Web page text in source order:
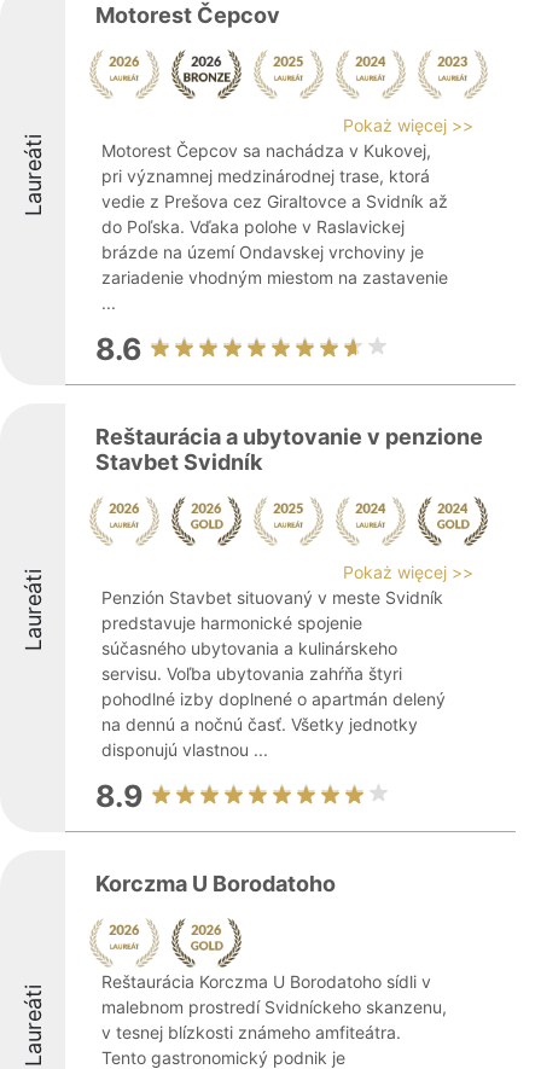
Laureáti
Motorest Čepcov
Pokaż więcej >>
Motorest Čepcov sa nachádza v Kukovej,
pri významnej medzinárodnej trase, ktorá
vedie z Prešova cez Giraltovce a Svidník až
do Poľska. Vďaka polohe v Raslavickej
brázde na území Ondavskej vrchoviny je
zariadenie vhodným miestom na zastavenie
...
8.6
Laureáti
Reštaurácia a ubytovanie v penzione
Stavbet Svidník
Pokaż więcej >>
Penzión Stavbet situovaný v meste Svidník
predstavuje harmonické spojenie
súčasného ubytovania a kulinárskeho
servisu. Voľba ubytovania zahŕňa štyri
pohodlné izby doplnené o apartmán delený
na dennú a nočnú časť. Všetky jednotky
disponujú vlastnou ...
8.9
Laureáti
Korczma U Borodatoho
Reštaurácia Korczma U Borodatoho sídli v
malebnom prostredí Svidníckeho skanzenu,
v tesnej blízkosti známeho amfiteátra.
Tento gastronomický podnik je